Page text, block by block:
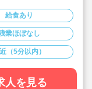
あり、働きやすい！
いた保育園です。
た福利厚生をご用
境です♪
険、労災保険、雇用
アップ研修など）
/自治体規定の補助金
給食あり
業ほぼなし
（5分以内）
人を見る